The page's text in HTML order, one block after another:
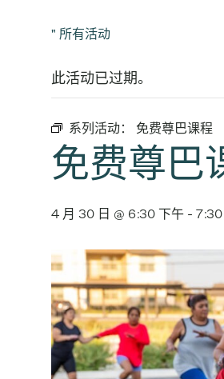
" 所有活动
此活动已过期。
系列活动： 免费尊巴课程
免费尊巴
4 月 30 日 @ 6:30 下午 -